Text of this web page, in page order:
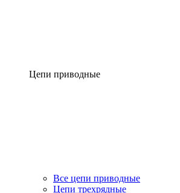
Цепи приводные
Все цепи приводные
Цепи трехрядные